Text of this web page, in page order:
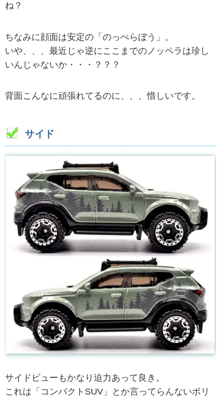
ね？
ちなみに顔面は安定の「のっぺらぼう」。
いや、、、最近じゃ逆にここまでのノッペラは珍し
いんじゃないか・・・？？？
背面こんなに頑張れてるのに、、、惜しいです。
サイド
サイドビューもかなり迫力あって良き。
これは「コンパクトSUV」とか言ってらんないボリ